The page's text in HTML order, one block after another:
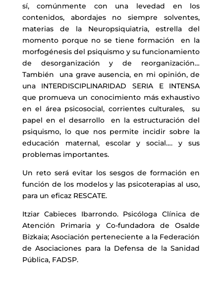
sí, comúnmente con una levedad en los
contenidos, abordajes no siempre solventes,
materias de la Neuropsiquiatria, estrella del
momento porque no se tiene formación en la
morfogénesis del psiquismo y su funcionamiento
de desorganización y de reorganización…
También una grave ausencia, en mi opinión, de
una INTERDISCIPLINARIDAD SERIA E INTENSA
que promueva un conocimiento más exhaustivo
en el área psicosocial, corrientes culturales, su
papel en el desarrollo en la estructuración del
psiquismo, lo que nos permite incidir sobre la
educación maternal, escolar y social…. y sus
problemas importantes.
Un reto será evitar los sesgos de formación en
función de los modelos y las psicoterapias al uso,
para un eficaz RESCATE.
Itziar Cabieces Ibarrondo. Psicóloga Clínica de
Atención Primaria y Co-fundadora de Osalde
Bizkaia; Asociación perteneciente a la Federación
de Asociaciones para la Defensa de la Sanidad
Pública, FADSP.